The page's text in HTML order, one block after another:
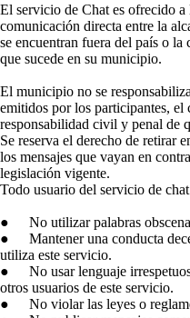
El servicio de Chat es ofrecido
comunicación directa entre la
se encuentran fuera del país o la
que sucede en su municipio.
El municipio no se
emitidos por los participantes,
responsabilidad civil y penal de
Se reserva el derecho de retirar
los mensajes que vayan en
legislación vigente.
Todo usuario del servicio de
●
No utilizar palabras
●
Mantener una conducta
utiliza este servicio.
●
No usar lenguaje
otros usuarios de este servicio.
●
No violar las leyes o